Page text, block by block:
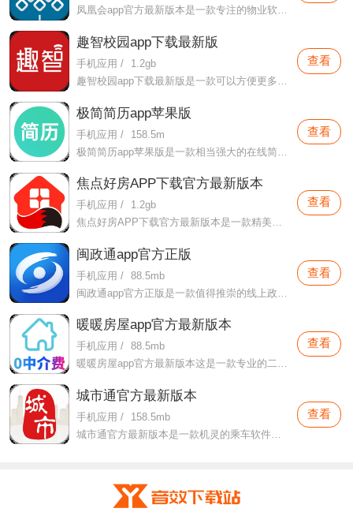
凤凰会app官方最新版本是一款专注的物业软件，这款软件专门针对碧桂园用户们打造的，用户们可以在这款软件这里进行各种物业服务，像是各种园林门禁的制作，各种物业功能的查询等。
趣智校园app下载最新版
手机应用 /
1.2gb
查看
极简简历app苹果版
手机应用 /
158.5m
查看
焦点好房APP下载官方最新版本
手机应用 /
1.2gb
焦点好房APP下载官方最新版本是一款精美专业的购房软件，市面上的开发商都会在本软件中合理上架自己所开发的房产，旨在更好的为自己所开发的商品进行销售。
查看
闽政通app官方正版
手机应用 / 88.5mb
查看
暖暖房屋app官方最新版本
手机应用 / 88.5mb
暖暖房屋app官方最新版本这是一款专业的二手房交易软件，同时这里也有相当丰富的新房数据，这里的所有房产销售数据都是一手房东的销售数据，不会存在然任何的二手房东的加价售卖的情况，
查看
城市通官方最新版本
手机应用 /
158.5mb
城市通官方最新版本是一款机灵的乘车软件，这款软件可以根据用户们所需要乘坐的交通攻击自由变化识别出需要出示的验证码，保证所有用户们都可以快速实现出行。
查看